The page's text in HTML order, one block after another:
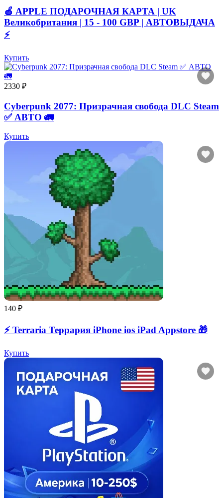
🍎 APPLE ПОДАРОЧНАЯ КАРТА | UK
Великобритания | 15 - 100 GBP | АВТОВЫДАЧА
⚡️
Купить
2330 ₽
Cyberpunk 2077: Призрачная свобода DLC Steam
✅ АВТО 🚛
Купить
140 ₽
⚡️ Terraria Террария iPhone ios iPad Appstore 🎁
Купить